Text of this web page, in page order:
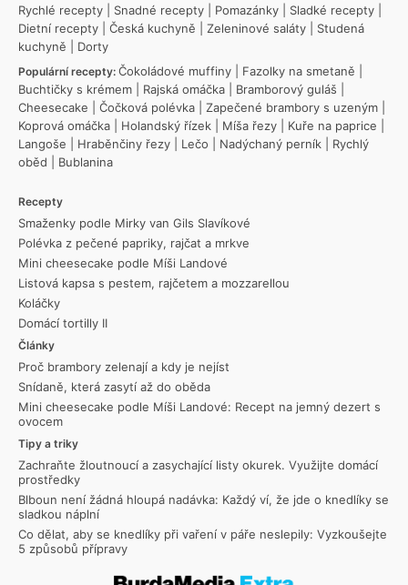
Rychlé recepty
Snadné recepty Pomazánky Sladké recepty
Dietní recepty
Česká kuchyně Zeleninové saláty
Studená
kuchyně
Dorty
Populární recepty: Čokoládové muffiny Fazolky na smetaně
Buchtičky s krémem
Rajská omáčka Bramborový guláš
Cheesecake
Čočková polévka Zapečené brambory s uzeným
Koprová omáčka
Holandský řízek Míša řezy Kuře na paprice
Langoše
Hraběnčiny řezy Lečo Nadýchaný perník
Rychlý
oběd
Bublanina
Recepty
Smaženky podle Mirky van Gils Slavíkové
Polévka z pečené papriky, rajčat a mrkve
Mini cheesecake podle Míši Landové
Listová kapsa s pestem, rajčetem a mozzarellou
Koláčky
Domácí tortilly II
Články
Proč brambory zelenají a kdy je nejíst
Snídaně, která zasytí až do oběda
Mini cheesecake podle Míši Landové: Recept na jemný dezert s
ovocem
Tipy a triky
Zachraňte žloutnoucí a zasychající listy okurek. Využijte domácí
prostředky
Blboun není žádná hloupá nadávka: Každý ví, že jde o knedlíky se
sladkou náplní
Co dělat, aby se knedlíky při vaření v páře neslepily: Vyzkoušejte
5 způsobů přípravy